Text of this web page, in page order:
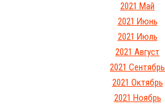
2021 Май
2021 Июнь
2021 Июль
2021 Август
2021 Сентябрь
2021 Октябрь
2021 Ноябрь